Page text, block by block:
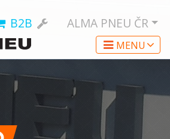
ALMA PNEU ČR
B2B
MENU